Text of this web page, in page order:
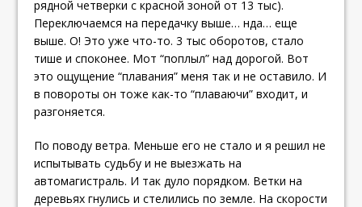
рядной четверки с красной зоной от 13 тыс).
Переключаемся на передачку выше… нда… еще
выше. О! Это уже что-то. 3 тыс оборотов, стало
тише и споконее. Мот “поплыл” над дорогой. Вот
это ощущение “плавания” меня так и не оставило. И
в повороты он тоже как-то “плаваючи” входит, и
разгоняется.
По поводу ветра. Меньше его не стало и я решил не
испытывать судьбу и не выезжать на
автомагистраль. И так дуло порядком. Ветки на
деревьях гнулись и стелились по земле. На скорости